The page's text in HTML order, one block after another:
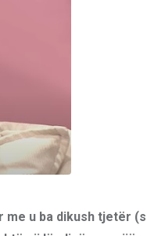
u ba dikush tjetër